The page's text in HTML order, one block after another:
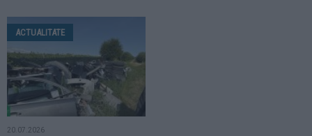
ACTUALITATE
20.07.2026